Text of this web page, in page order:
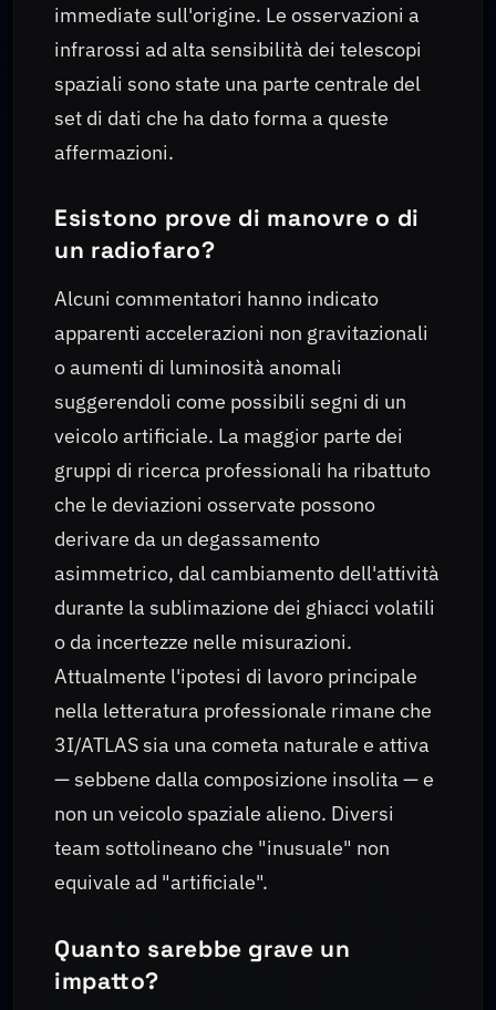
immediate sull'origine. Le osservazioni a
infrarossi ad alta sensibilità dei telescopi
spaziali sono state una parte centrale del
set di dati che ha dato forma a queste
affermazioni.
Esistono prove di manovre o di
un radiofaro?
Alcuni commentatori hanno indicato
apparenti accelerazioni non gravitazionali
o aumenti di luminosità anomali
suggerendoli come possibili segni di un
veicolo artificiale. La maggior parte dei
gruppi di ricerca professionali ha ribattuto
che le deviazioni osservate possono
derivare da un degassamento
asimmetrico, dal cambiamento dell'attività
durante la sublimazione dei ghiacci volatili
o da incertezze nelle misurazioni.
Attualmente l'ipotesi di lavoro principale
nella letteratura professionale rimane che
3I/ATLAS sia una cometa naturale e attiva
— sebbene dalla composizione insolita — e
non un veicolo spaziale alieno. Diversi
team sottolineano che "inusuale" non
equivale ad "artificiale".
Quanto sarebbe grave un
impatto?